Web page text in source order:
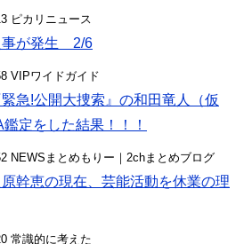
ピカリニュース
事が発生 2/6
VIPワイドガイド
緊急!公開大捜索』の和田竜人（仮
定をした結果！！！
NEWSまとめもりー｜2chまとめブログ
原幹恵の現在、芸能活動を休業の理
常識的に考えた